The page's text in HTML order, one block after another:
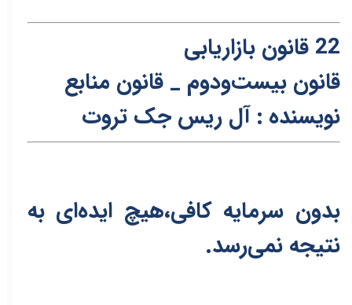
22 قانون بازاریابی
قانون بیست‌و‌دوم _ قانون منابع
نویسنده : آل ریس جک تروت
بدون سرمایه کافی،هیچ ایده‌ای به
نتیجه نمی‌رسد.